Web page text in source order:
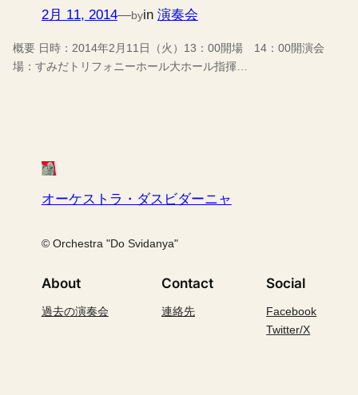
2月 11, 2014—byin 演奏会
概要 日時：2014年2月11日（火）13：00開場 14：00開演会
場：すみだトリフォニーホール大ホール指揮…
オーケストラ・ダスビダーニャ
© Orchestra "Do Svidanya"
About
過去の演奏会
Contact
連絡先
Social
Facebook
Twitter/X